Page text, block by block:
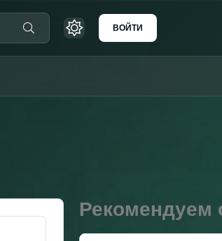
ВОЙТИ
Рекомендуем